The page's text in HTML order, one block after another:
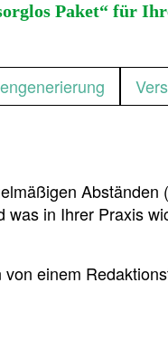
Paket“ für
in Ihrer Praxis
einem